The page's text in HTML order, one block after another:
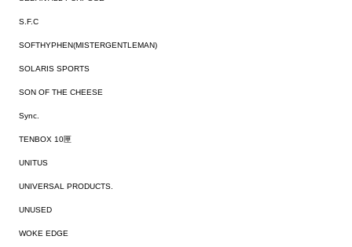
S.F.C
SOFTHYPHEN(MISTERGENTLEMAN)
SOLARIS SPORTS
SON OF THE CHEESE
Sync.
TENBOX 10匣
UNITUS
UNIVERSAL PRODUCTS.
UNUSED
WOKE EDGE